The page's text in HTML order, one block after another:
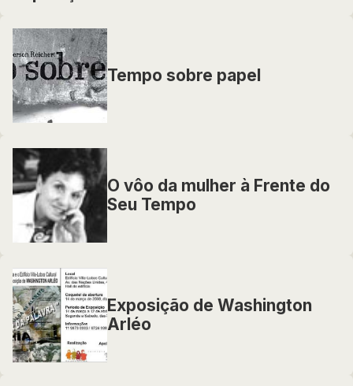
Tempo sobre papel
O vôo da mulher à Frente do
Seu Tempo
Exposição de Washington
Arléo